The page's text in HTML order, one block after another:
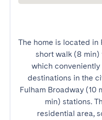
The home is located in
short walk (8 min)
which
destinations in the
Fulham Broadway (10
min) stations.
residential area,